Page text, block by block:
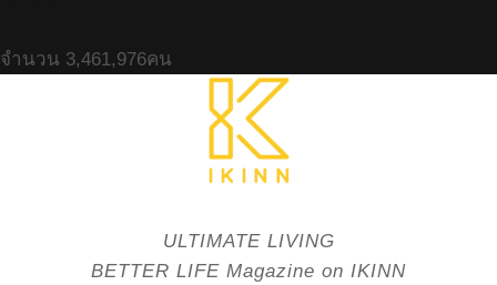
จำนวน 3,461,976คน
ULTIMATE LIVING
BETTER LIFE Magazine on IKINN